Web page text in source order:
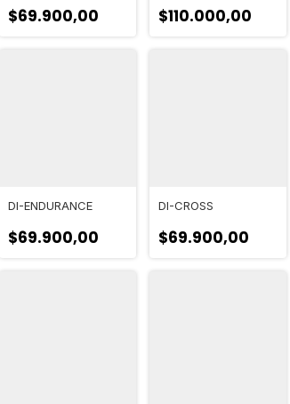
$69.900,00 $110.000,00
DI-ENDURANCE
$69.900,00
DI-CROSS
$69.900,00